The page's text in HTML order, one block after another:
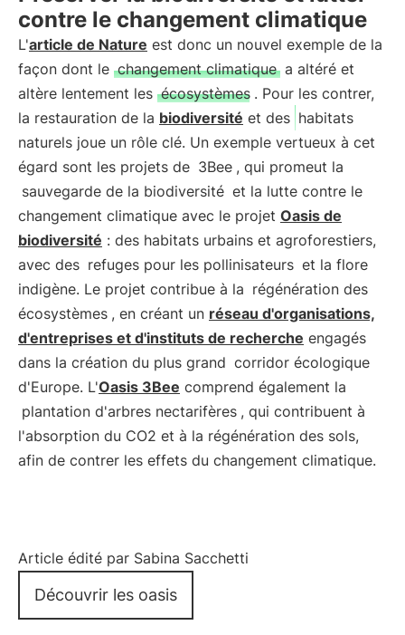
contre le changement climatique
L'article de Nature est donc un nouvel exemple de la
façon dont le changement climatique a altéré et
altère lentement les écosystèmes . Pour les contrer,
la restauration de la biodiversité et des habitats
naturels joue un rôle clé. Un exemple vertueux à cet
égard sont les projets de 3Bee , qui promeut la
sauvegarde de la biodiversité et la lutte contre le
changement climatique avec le projet Oasis de
biodiversité : des habitats urbains et agroforestiers,
avec des refuges pour les pollinisateurs et la flore
indigène. Le projet contribue à la régénération des
écosystèmes , en créant un réseau d'organisations,
d'entreprises et d'instituts de recherche engagés
dans la création du plus grand corridor écologique
d'Europe. L'Oasis 3Bee comprend également la
plantation d'arbres nectarifères , qui contribuent à
l'absorption du CO2 et à la régénération des sols,
afin de contrer les effets du changement climatique.
Article édité par Sabina Sacchetti
Découvrir les oasis